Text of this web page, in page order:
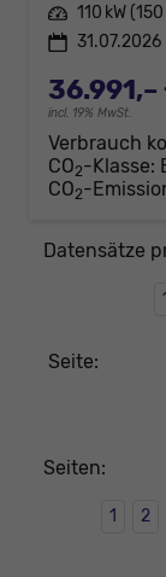
Leistung 110 kW
31.07.2026
incl. 19% MwSt.
Verbrauch
CO2-Klasse:
CO2-
Datensätze
Seite:
Seiten:
1 2